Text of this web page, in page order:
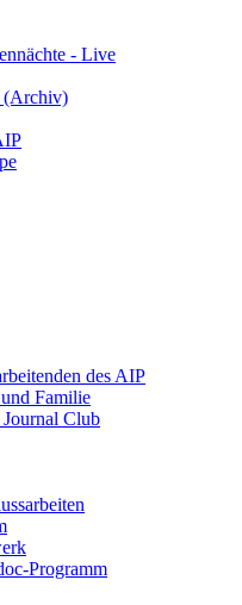
- Live
(Archiv)
des AIP
Familie
Club
Programm